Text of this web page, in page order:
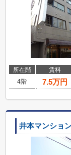
所在階 賃料
4階
7.5万円
井本マンショ